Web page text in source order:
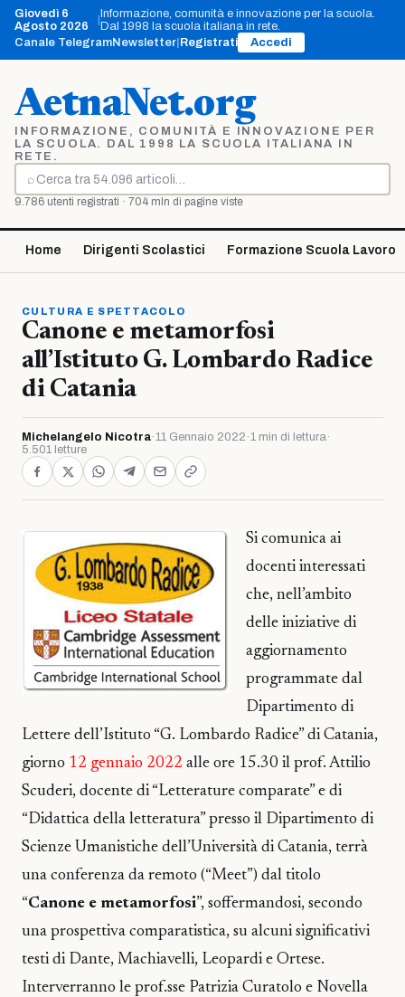
Vai
contenuto
Giovedì 6
Agosto 2026
Informazione, comunità e innovazione per la scuola.
Dal 1998 la scuola italiana in rete.
Canale TelegramNewsletter Registrati Accedi
AetnaNet.org
INFORMAZIONE, COMUNITÀ E INNOVAZIONE PER
LA SCUOLA. DAL 1998 LA SCUOLA ITALIANA IN
RETE.
⌕
Cerca
9.786 utenti registrati · 704 mln di pagine viste
Home Dirigenti Scolastici Formazione Scuola Lavoro
CULTURA E SPETTACOLO
Canone e metamorfosi
all’Istituto G. Lombardo Radice
di Catania
Michelangelo Nicotra·11 Gennaio 2022 ·1 min di lettura·
5.501 letture
Si comunica ai
docenti interessati
che, nell’ambito
delle iniziative di
aggiornamento
programmate dal
Dipartimento di
Lettere dell’Istituto “G. Lombardo Radice” di Catania,
giorno 12 gennaio 2022 alle ore 15.30 il prof. Attilio
Scuderi, docente di “Letterature comparate” e di
“Didattica della letteratura” presso il Dipartimento di
Scienze Umanistiche dell’Università di Catania, terrà
una conferenza da remoto (“Meet”) dal titolo
“Canone e metamorfosi”, soffermandosi, secondo
una prospettiva comparatistica, su alcuni significativi
testi di Dante, Machiavelli, Leopardi e Ortese.
Interverranno le prof.sse Patrizia Curatolo e Novella